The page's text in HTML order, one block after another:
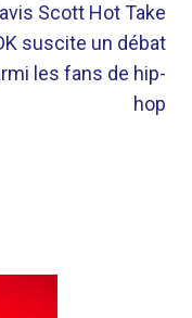
Scott Hot Take
suscite un débat
les fans de hip-
hop